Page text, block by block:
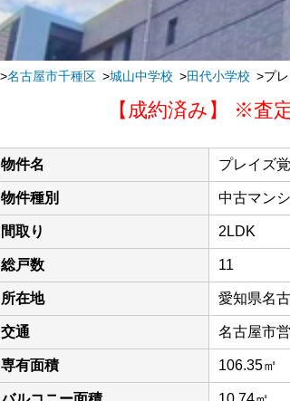
名古屋市千種区 城山中学校 田代小学校 プ
【成約済み】 ※査
物件名 プレイズ
物件種別 中古マン
間取り 2LDK
総戸数 11
所在地 愛知県名
交通 名古屋市
専有面積 106.35㎡